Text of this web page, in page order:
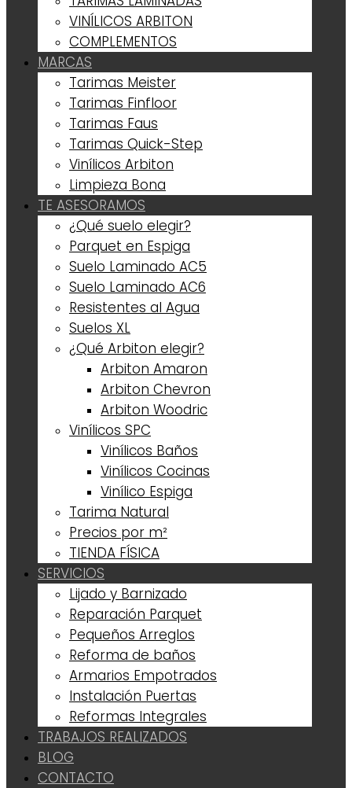
VINÍLICOS ARBITON
COMPLEMENTOS
MARCAS
Tarimas Meister
Tarimas Finfloor
Tarimas Faus
Tarimas Quick-Step
Vinílicos Arbiton
Limpieza Bona
TE ASESORAMOS
¿Qué suelo elegir?
Parquet en Espiga
Suelo Laminado AC5
Suelo Laminado AC6
Resistentes al Agua
Suelos XL
¿Qué Arbiton elegir?
Arbiton Amaron
Arbiton Chevron
Arbiton Woodric
Vinílicos SPC
Vinílicos Baños
Vinílicos Cocinas
Vinílico Espiga
Tarima Natural
Precios por m²
TIENDA FÍSICA
SERVICIOS
Lijado y Barnizado
Reparación Parquet
Pequeños Arreglos
Reforma de baños
Armarios Empotrados
Instalación Puertas
Reformas Integrales
TRABAJOS REALIZADOS
BLOG
CONTACTO